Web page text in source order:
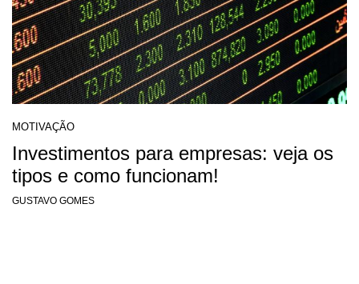
MOTIVAÇÃO
Investimentos para empresas: veja os
tipos e como funcionam!
GUSTAVO GOMES